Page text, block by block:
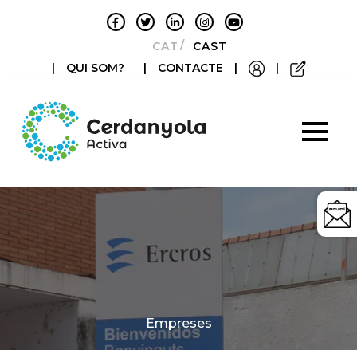
CATALÀCASTELLANO
|
QUI SOM? | CONTACTE | |
Categories
Empreses